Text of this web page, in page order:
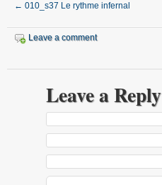
← 010_s37 Le rythme infernal
Leave a comment
Leave a Reply